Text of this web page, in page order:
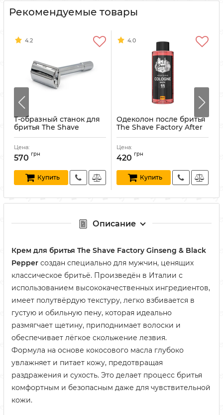
Рекомендуемые товары
4.2
Т-образный станок для
бритья The Shave
Factory Shave Safety
Razor с футляром и
лезвиями
Артикул:
Цена:
570 грн
Купить
4.0
Одеколон после бритья
The Shave Factory After
Shave Cologne Nr.11
Baltic 500 мл
Артикул:
Цена:
420 грн
Купить
Описание
Крем для бритья The Shave Factory Ginseng & Black
Pepper создан специально для мужчин, ценящих
классическое бритьё. Произведён в Италии с
использованием высококачественных ингредиентов,
имеет полутвёрдую текстуру, легко взбивается в
густую и обильную пену, которая идеально
размягчает щетину, приподнимает волоски и
обеспечивает лёгкое скольжение лезвия.
Формула на основе кокосового масла глубоко
увлажняет и питает кожу, предотвращая
раздражения и сухость. Это делает процесс бритья
комфортным и безопасным даже для чувствительной
кожи.